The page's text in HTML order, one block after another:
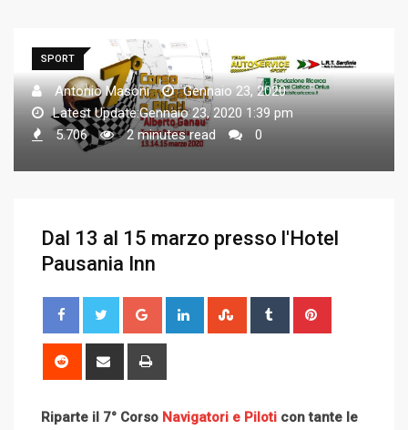
SPORT
Antonio Masoni
Gennaio 23, 2020
Latest Update:Gennaio 23, 2020 1:39 pm
5.706
2 minutes read 0
Dal 13 al 15 marzo presso l'Hotel
Pausania Inn
o
e
i
d
t
l
u
r
i
r
e
d
h
r
r
n
Riparte il 7° Corso Navigatori e Piloti con tante le